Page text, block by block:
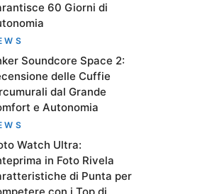
60 Giorni di
Soundcore Space 2:
delle Cuffie
dal Grande
e Autonomia
Watch Ultra:
in Foto Rivela
di Punta per